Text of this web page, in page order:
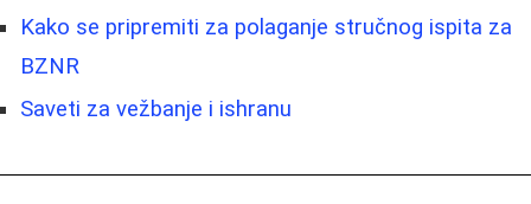
Kako se pripremiti za polaganje stručnog ispita za
BZNR
Saveti za vežbanje i ishranu